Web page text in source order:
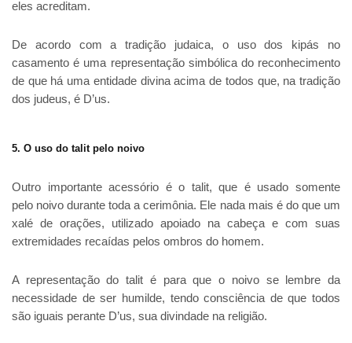
eles acreditam.
De acordo com a tradição judaica, o uso dos kipás no
casamento é uma representação simbólica do reconhecimento
de que há uma entidade divina acima de todos que, na tradição
dos judeus, é D’us.
5. O uso do talit pelo noivo
Outro importante acessório é o talit, que é usado somente
pelo noivo durante toda a cerimônia. Ele nada mais é do que um
xalé de orações, utilizado apoiado na cabeça e com suas
extremidades recaídas pelos ombros do homem.
A representação do talit é para que o noivo se lembre da
necessidade de ser humilde, tendo consciência de que todos
são iguais perante D’us, sua divindade na religião.